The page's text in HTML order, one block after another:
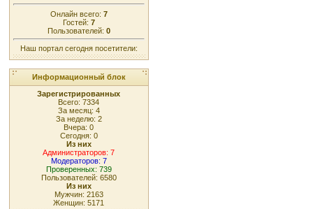
Онлайн всего: 7
Гостей: 7
Пользователей: 0
Наш портал сегодня посетители:
Информационный блок
Зарегистрированных
Всего: 7334
За месяц: 4
За неделю: 2
Вчера: 0
Сегодня: 0
Из них
Администраторов: 7
Модераторов: 7
Проверенных: 739
Пользователей: 6580
Из них
Мужчин: 2163
Женщин: 5171